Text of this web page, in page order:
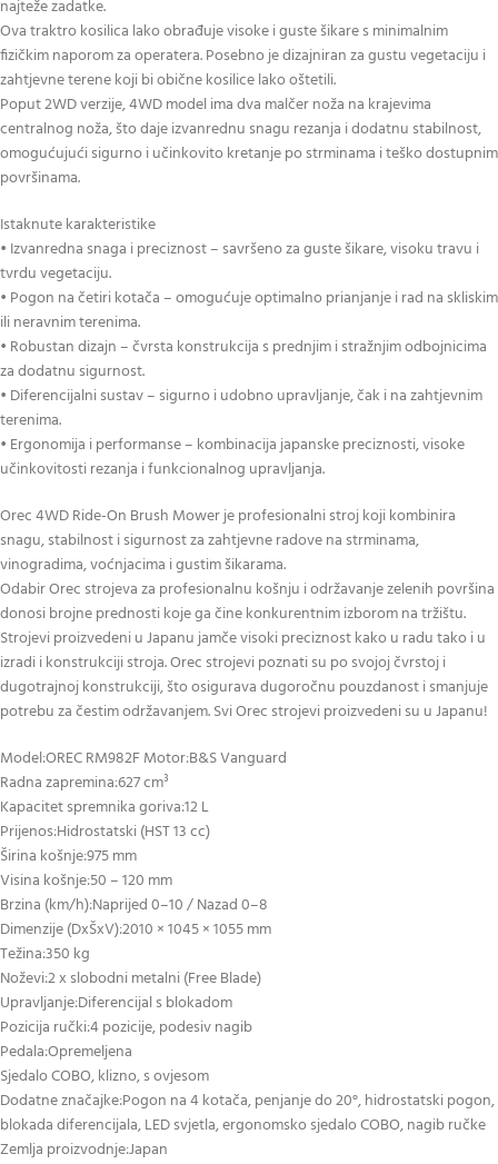
najteže zadatke.
Ova traktro kosilica lako obrađuje visoke i guste šikare s minimalnim
fizičkim naporom za operatera. Posebno je dizajniran za gustu vegetaciju i
zahtjevne terene koji bi obične kosilice lako oštetili.
Poput 2WD verzije, 4WD model ima dva malčer noža na krajevima
centralnog noža, što daje izvanrednu snagu rezanja i dodatnu stabilnost,
omogućujući sigurno i učinkovito kretanje po strminama i teško dostupnim
površinama.
Istaknute karakteristike
• Izvanredna snaga i preciznost – savršeno za guste šikare, visoku travu i
tvrdu vegetaciju.
• Pogon na četiri kotača – omogućuje optimalno prianjanje i rad na skliskim
ili neravnim terenima.
• Robustan dizajn – čvrsta konstrukcija s prednjim i stražnjim odbojnicima
za dodatnu sigurnost.
• Diferencijalni sustav – sigurno i udobno upravljanje, čak i na zahtjevnim
terenima.
• Ergonomija i performanse – kombinacija japanske preciznosti, visoke
učinkovitosti rezanja i funkcionalnog upravljanja.
Orec 4WD Ride-On Brush Mower je profesionalni stroj koji kombinira
snagu, stabilnost i sigurnost za zahtjevne radove na strminama,
vinogradima, voćnjacima i gustim šikarama.
Odabir Orec strojeva za profesionalnu košnju i održavanje zelenih površina
donosi brojne prednosti koje ga čine konkurentnim izborom na tržištu.
Strojevi proizvedeni u Japanu jamče visoki preciznost kako u radu tako i u
izradi i konstrukciji stroja. Orec strojevi poznati su po svojoj čvrstoj i
dugotrajnoj konstrukciji, što osigurava dugoročnu pouzdanost i smanjuje
potrebu za čestim održavanjem. Svi Orec strojevi proizvedeni su u Japanu!
Model:OREC RM982F Motor:B&S Vanguard
Radna zapremina:627 cm³
Kapacitet spremnika goriva:12 L
Prijenos:Hidrostatski (HST 13 cc)
Širina košnje:975 mm
Visina košnje:50 – 120 mm
Brzina (km/h):Naprijed 0–10 / Nazad 0–8
Dimenzije (DxŠxV):2010 × 1045 × 1055 mm
Težina:350 kg
Noževi:2 x slobodni metalni (Free Blade)
Upravljanje:Diferencijal s blokadom
Pozicija ručki:4 pozicije, podesiv nagib
Pedala:Opremeljena
Sjedalo COBO, klizno, s ovjesom
Dodatne značajke:Pogon na 4 kotača, penjanje do 20°, hidrostatski pogon,
blokada diferencijala, LED svjetla, ergonomsko sjedalo COBO, nagib ručke
Zemlja proizvodnje:Japan